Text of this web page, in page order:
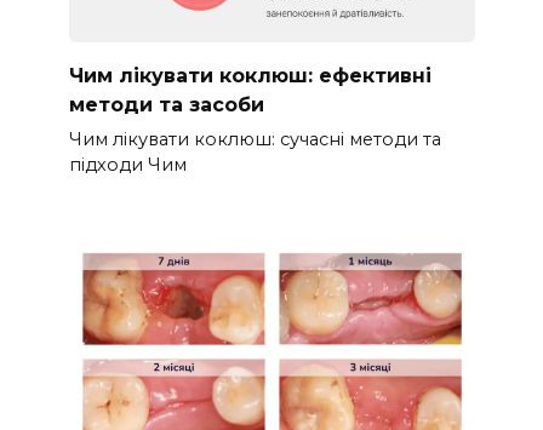
Чим лікувати коклюш: ефективні
методи та засоби
Чим лікувати коклюш: сучасні методи та
підходи Чим